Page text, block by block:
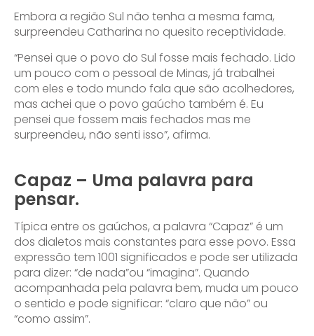
Embora a região Sul não tenha a mesma fama,
surpreendeu Catharina no quesito receptividade.
“Pensei que o povo do Sul fosse mais fechado. Lido
um pouco com o pessoal de Minas, já trabalhei
com eles e todo mundo fala que são acolhedores,
mas achei que o povo gaúcho também é. Eu
pensei que fossem mais fechados mas me
surpreendeu, não senti isso”, afirma.
Capaz – Uma palavra para
pensar.
Típica entre os gaúchos, a palavra “Capaz” é um
dos dialetos mais constantes para esse povo. Essa
expressão tem 1001 significados e pode ser utilizada
para dizer: “de nada”ou “imagina”. Quando
acompanhada pela palavra bem, muda um pouco
o sentido e pode significar: “claro que não” ou
“como assim”.